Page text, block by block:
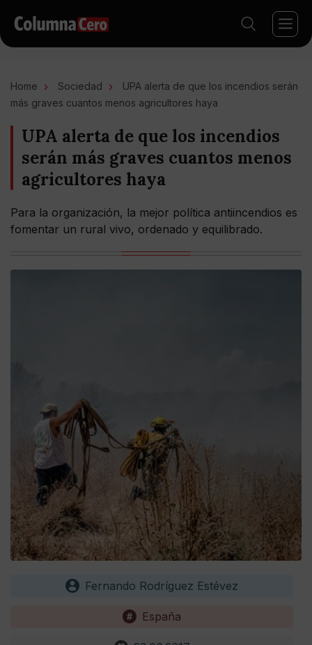
Home Sociedad
UPA alerta de que los incendios serán
más graves cuantos menos agricultores haya
UPA alerta de que los incendios
serán más graves cuantos menos
agricultores haya
Para la organización, la mejor política antiincendios es
fomentar un rural vivo, ordenado y equilibrado.
Fernando Rodríguez Estévez
España